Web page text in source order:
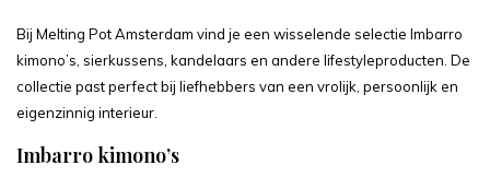
Bij Melting Pot Amsterdam vind je een wisselende selectie Imbarro
kimono’s, sierkussens, kandelaars en andere lifestyleproducten. De
collectie past perfect bij liefhebbers van een vrolijk, persoonlijk en
eigenzinnig interieur.
Imbarro kimono’s